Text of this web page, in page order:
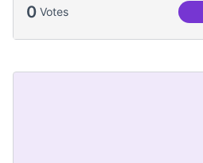
0 Votes